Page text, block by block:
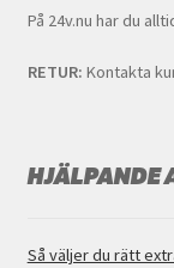
På 24v.nu har du
RETUR: Kontakta
HJÄLPANDE
Så väljer du rätt